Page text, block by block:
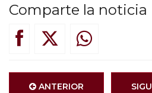
Comparte la noticia
ANTERIOR